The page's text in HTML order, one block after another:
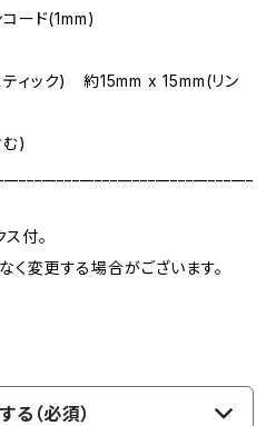
ード(1mm)
ィック) 約15mm x 15mm(リン
)
付。
変更する場合がございます。
る（必須）